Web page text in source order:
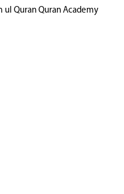
ul Quran Quran Academy